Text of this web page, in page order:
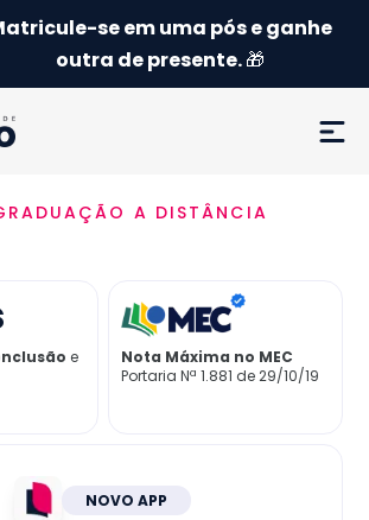
se em uma pós e ganhe
outra de presente.🎁
MEC
A DISTÂNCIA
e
Nota Máxima no MEC
Portaria Nª 1.881 de 29/10/19
NOVO APP